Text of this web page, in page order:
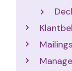
Mailings